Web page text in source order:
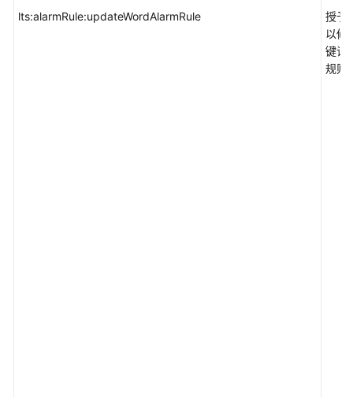
lts:alarmRule:updateWordAlarmRule
授予
以修
键词
规则